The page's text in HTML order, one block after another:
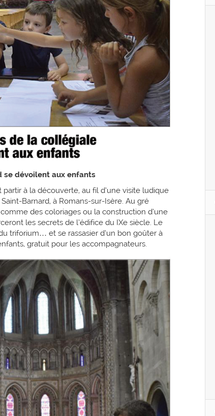
se dévoilent aux enfants
à la découverte, au fil d’une visite ludique
Barnard, à Romans-sur-Isère. Au gré
des coloriages ou la construction d’une
les secrets de l’édifice du IXe siècle. Le
triforium… et se rassasier d’un bon goûter à
gratuit pour les accompagnateurs.